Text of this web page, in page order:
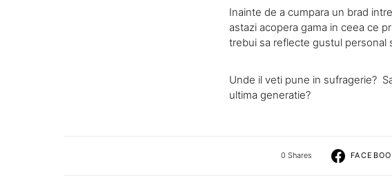
Inainte de a cumpara un brad
astazi acopera gama in ceea ce
trebui sa reflecte gustul personal
Unde il veti pune in sufragerie?
ultima generatie?
0 Shares